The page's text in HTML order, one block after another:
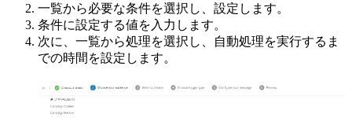
一覧から必要な条件を選択し、設定します。
条件に設定する値を入力します。
次に、一覧から処理を選択し、自動処理を実行するま
での時間を設定します。